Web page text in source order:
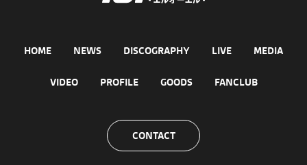
HOME NEWS DISCOGRAPHY LIVE MEDIA
VIDEO PROFILE GOODS FANCLUB
CONTACT